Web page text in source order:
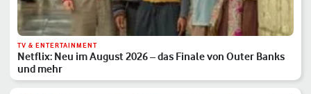
TV & ENTERTAINMENT
Netflix: Neu im August 2026 – das Finale von Outer Banks
und mehr